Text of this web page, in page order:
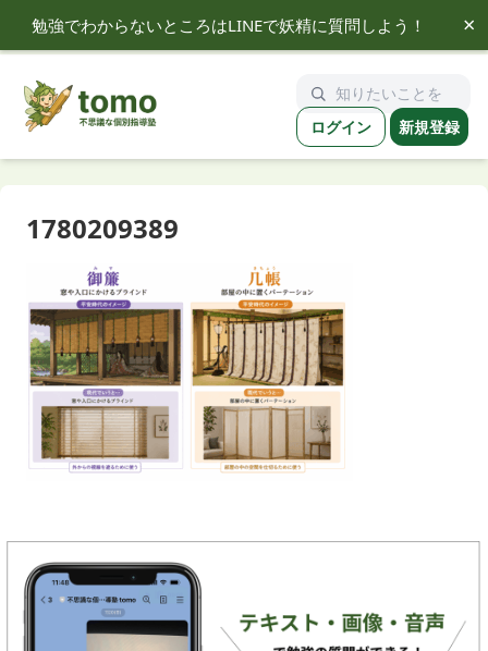
勉強でわからないところはLINEで妖精に質問しよう！ ×
tomo ログイン 新規登録
1780209389